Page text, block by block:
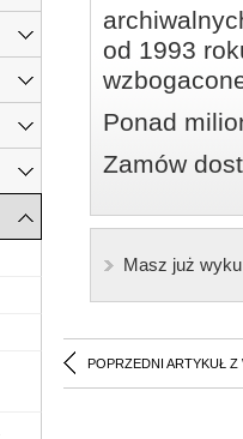
od 1993
Ponad
Zamów
Masz już
POPRZEDNI ARTYKUŁ Z